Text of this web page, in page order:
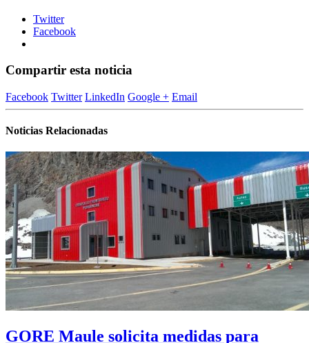
Twitter
Facebook
Compartir esta noticia
Facebook Twitter LinkedIn Google + Email
Noticias Relacionadas
GORE Maule solicita medidas para